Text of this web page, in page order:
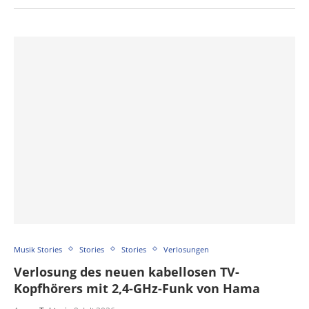
Musik Stories Stories Stories Verlosungen
Verlosung des neuen kabellosen TV-
Kopfhörers mit 2,4-GHz-Funk von Hama